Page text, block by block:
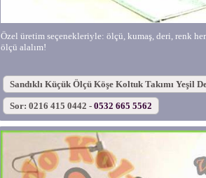
Özel üretim seçenekleriyle: ölçü, kumaş, deri, renk
ölçü alalım!
Sandıklı Küçük Ölçü Köşe Koltuk Takımı Yeşil
Sor: 0216 415 0442 -0532 665 5562